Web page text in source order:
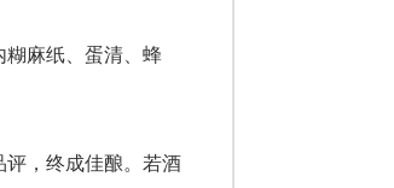
糊麻纸、蛋清、蜂
评，终成佳酿。若酒